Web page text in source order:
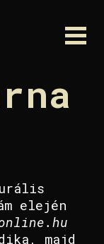
elején
majd